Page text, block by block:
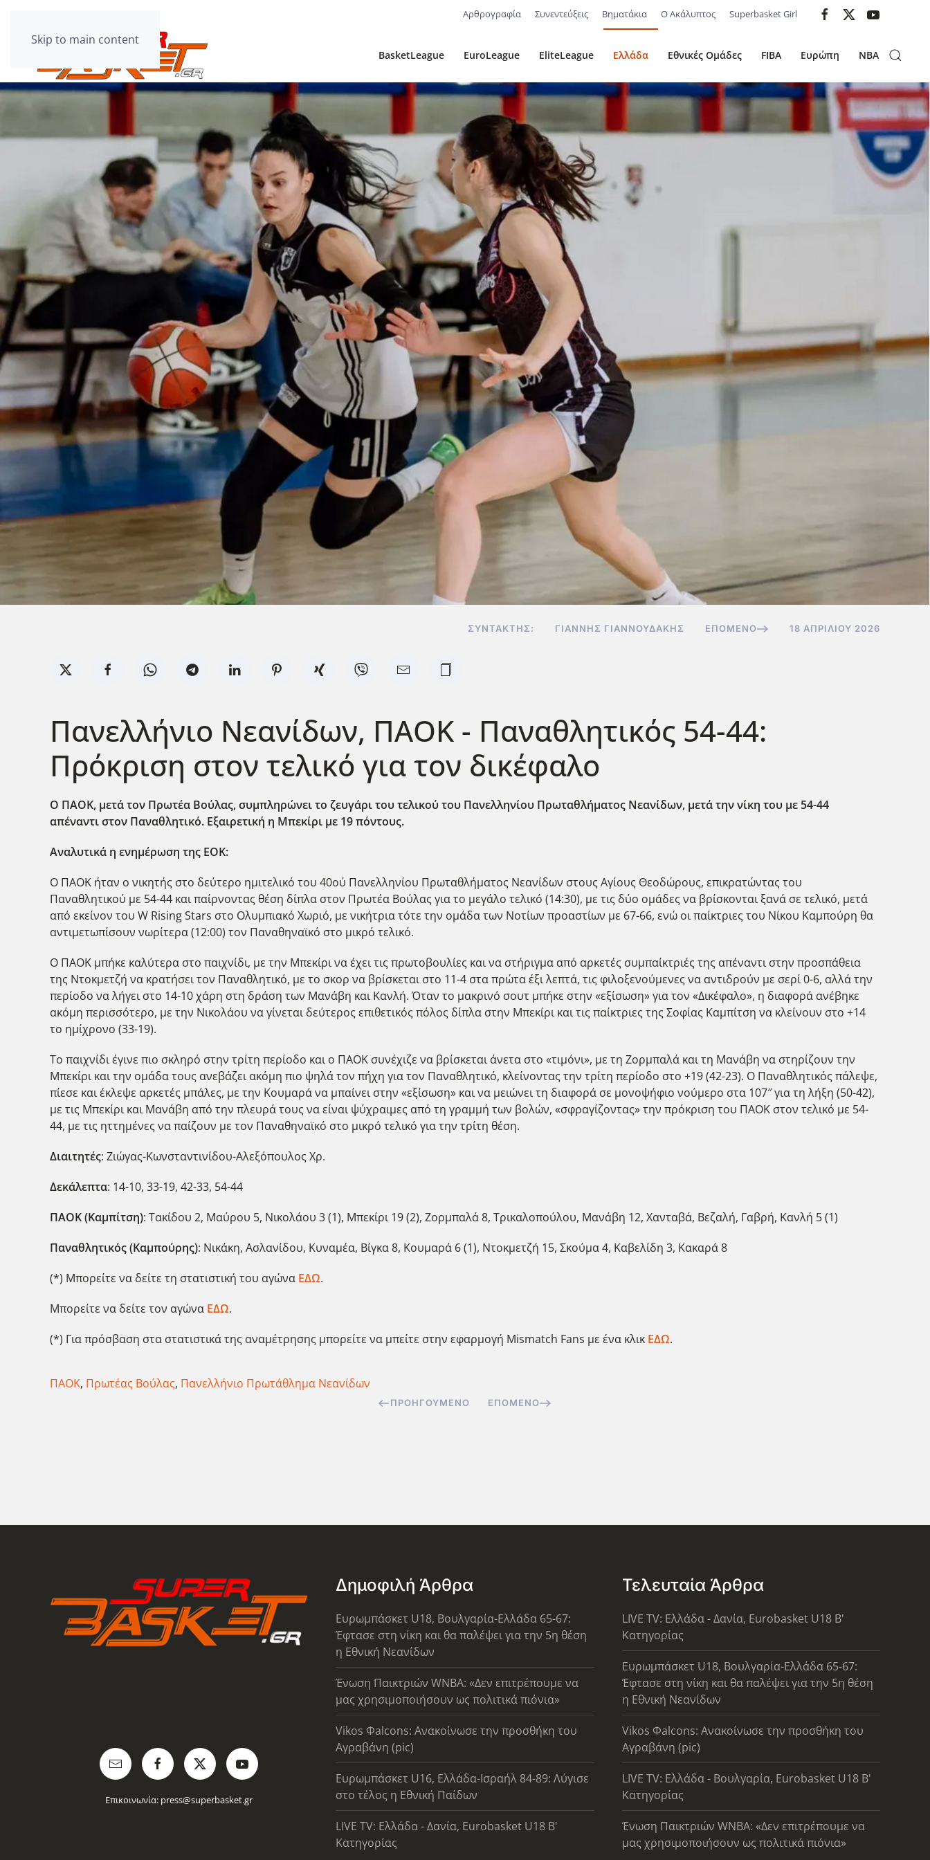
Skip to main content
Αρθρογραφία Συνεντεύξεις Βηματάκια Ο Ακάλυπτος Superbasket Girl
BasketLeague EuroLeague EliteLeague Ελλάδα Εθνικές Ομάδες FIBA Ευρώπη NBA
ΣΥΝΤΆΚΤΗΣ: ΓΙΆΝΝΗΣ ΓΙΑΝΝΟΥΔΆΚΗΣ ΕΠΌΜΕΝΟ 18 ΑΠΡΙΛΊΟΥ 2026
Πανελλήνιο Νεανίδων, ΠΑΟΚ - Παναθλητικός 54-44:
Πρόκριση στον τελικό για τον δικέφαλο
Ο ΠΑΟΚ, μετά τον Πρωτέα Βούλας, συμπληρώνει το ζευγάρι του τελικού του Πανελληνίου Πρωταθλήματος Νεανίδων, μετά την νίκη του με 54-44
απέναντι στον Παναθλητικό. Εξαιρετική η Μπεκίρι με 19 πόντους.
Αναλυτικά η ενημέρωση της ΕΟΚ:
Ο ΠΑΟΚ ήταν ο νικητής στο δεύτερο ημιτελικό του 40ού Πανελληνίου Πρωταθλήματος Νεανίδων στους Αγίους Θεοδώρους, επικρατώντας του
Παναθλητικού με 54-44 και παίρνοντας θέση δίπλα στον Πρωτέα Βούλας για το μεγάλο τελικό (14:30), με τις δύο ομάδες να βρίσκονται ξανά σε τελικό, μετά
από εκείνον του W Rising Stars στο Ολυμπιακό Χωριό, με νικήτρια τότε την ομάδα των Νοτίων προαστίων με 67-66, ενώ οι παίκτριες του Νίκου Καμπούρη θα
αντιμετωπίσουν νωρίτερα (12:00) τον Παναθηναϊκό στο μικρό τελικό.
Ο ΠΑΟΚ μπήκε καλύτερα στο παιχνίδι, με την Μπεκίρι να έχει τις πρωτοβουλίες και να στήριγμα από αρκετές συμπαίκτριές της απέναντι στην προσπάθεια
της Ντοκμετζή να κρατήσει τον Παναθλητικό, με το σκορ να βρίσκεται στο 11-4 στα πρώτα έξι λεπτά, τις φιλοξενούμενες να αντιδρούν με σερί 0-6, αλλά την
περίοδο να λήγει στο 14-10 χάρη στη δράση των Μανάβη και Κανλή. Όταν το μακρινό σουτ μπήκε στην «εξίσωση» για τον «Δικέφαλο», η διαφορά ανέβηκε
ακόμη περισσότερο, με την Νικολάου να γίνεται δεύτερος επιθετικός πόλος δίπλα στην Μπεκίρι και τις παίκτριες της Σοφίας Καμπίτση να κλείνουν στο +14
το ημίχρονο (33-19).
Το παιχνίδι έγινε πιο σκληρό στην τρίτη περίοδο και ο ΠΑΟΚ συνέχιζε να βρίσκεται άνετα στο «τιμόνι», με τη Ζορμπαλά και τη Μανάβη να στηρίζουν την
Μπεκίρι και την ομάδα τους ανεβάζει ακόμη πιο ψηλά τον πήχη για τον Παναθλητικό, κλείνοντας την τρίτη περίοδο στο +19 (42-23). Ο Παναθλητικός πάλεψε,
πίεσε και έκλεψε αρκετές μπάλες, με την Κουμαρά να μπαίνει στην «εξίσωση» και να μειώνει τη διαφορά σε μονοψήφιο νούμερο στα 107″ για τη λήξη (50-42),
με τις Μπεκίρι και Μανάβη από την πλευρά τους να είναι ψύχραιμες από τη γραμμή των βολών, «σφραγίζοντας» την πρόκριση του ΠΑΟΚ στον τελικό με 54-
44, με τις ηττημένες να παίζουν με τον Παναθηναϊκό στο μικρό τελικό για την τρίτη θέση.
Διαιτητές: Ζιώγας-Κωνσταντινίδου-Αλεξόπουλος Χρ.
Δεκάλεπτα: 14-10, 33-19, 42-33, 54-44
ΠΑΟΚ (Καμπίτση): Τακίδου 2, Μαύρου 5, Νικολάου 3 (1), Μπεκίρι 19 (2), Ζορμπαλά 8, Τρικαλοπούλου, Μανάβη 12, Χανταβά, Βεζαλή, Γαβρή, Κανλή 5 (1)
Παναθλητικός (Καμπούρης): Νικάκη, Ασλανίδου, Κυναμέα, Βίγκα 8, Κουμαρά 6 (1), Ντοκμετζή 15, Σκούμα 4, Καβελίδη 3, Κακαρά 8
(*) Μπορείτε να δείτε τη στατιστική του αγώνα ΕΔΩ.
Μπορείτε να δείτε τον αγώνα ΕΔΩ.
(*) Για πρόσβαση στα στατιστικά της αναμέτρησης μπορείτε να μπείτε στην εφαρμογή Mismatch Fans με ένα κλικ ΕΔΩ.
ΠΑΟΚ, Πρωτέας Βούλας, Πανελλήνιο Πρωτάθλημα Νεανίδων
ΠΡΟΗΓΟΎΜΕΝΟ ΕΠΌΜΕΝΟ
Επικοινωνία: press@superbasket.gr
Δημοφιλή Άρθρα
Ευρωμπάσκετ U18, Βουλγαρία-Ελλάδα 65-67:
Έφτασε στη νίκη και θα παλέψει για την 5η θέση
η Εθνική Νεανίδων
Ένωση Παικτριών WNBA: «Δεν επιτρέπουμε να
μας χρησιμοποιήσουν ως πολιτικά πιόνια»
Vikos Φalcons: Ανακοίνωσε την προσθήκη του
Αγραβάνη (pic)
Ευρωμπάσκετ U16, Ελλάδα-Ισραήλ 84-89: Λύγισε
στο τέλος η Εθνική Παίδων
LIVE TV: Ελλάδα - Δανία, Eurobasket U18 Β'
Κατηγορίας
Τελευταία Άρθρα
LIVE TV: Ελλάδα - Δανία, Eurobasket U18 Β'
Κατηγορίας
Ευρωμπάσκετ U18, Βουλγαρία-Ελλάδα 65-67:
Έφτασε στη νίκη και θα παλέψει για την 5η θέση
η Εθνική Νεανίδων
Vikos Φalcons: Ανακοίνωσε την προσθήκη του
Αγραβάνη (pic)
LIVE TV: Ελλάδα - Βουλγαρία, Eurobasket U18 Β'
Κατηγορίας
Ένωση Παικτριών WNBA: «Δεν επιτρέπουμε να
μας χρησιμοποιήσουν ως πολιτικά πιόνια»